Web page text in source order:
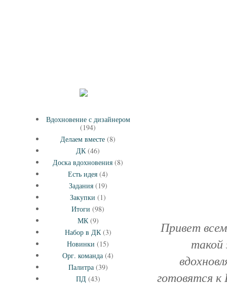
Привет
такой
готовятся к
Вдохновение с дизайнером
(194)
Делаем вместе (8)
ДК (46)
Доска вдохновения (8)
Есть идея (4)
Задания (19)
Закупки (1)
Итоги (98)
МК (9)
Набор в ДК (3)
Новинки (15)
Орг. команда (4)
Палитра (39)
ПД (43)